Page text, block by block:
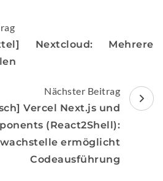
Nextcloud: Mehrere
Nächster Beitrag
Vercel Next.js und
(React2Shell):
ermöglicht
Codeausführung